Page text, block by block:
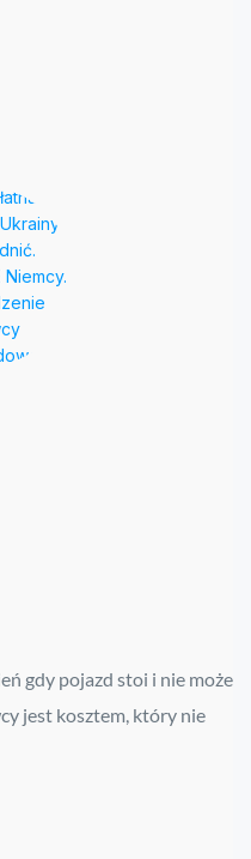
gdy pojazd stoi i nie może
jest kosztem, który nie